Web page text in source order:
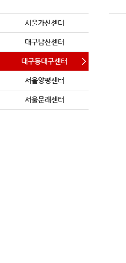
서울가산센터
대구남산센터
대구동대구센터
서울양평센터
서울문래센터